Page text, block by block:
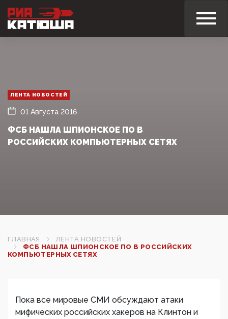
ЛЕНТА НОВОСТЕЙ
01 Августа 2016
ФСБ НАШЛА ШПИОНСКОЕ ПО В
РОССИЙСКИХ КОМПЬЮТЕРНЫХ СЕТЯХ
ГЛАВНАЯ
ЛЕНТА НОВОСТЕЙ
ФСБ НАШЛА ШПИОНСКОЕ ПО В РОССИЙСКИХ
КОМПЬЮТЕРНЫХ СЕТЯХ
Пока все мировые СМИ обсуждают атаки
мифических российских хакеров на Клинтон и